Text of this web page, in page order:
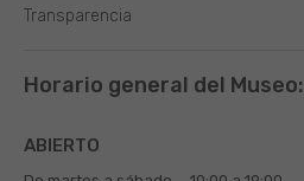
Transparencia
Horario general del Museo:
ABIERTO